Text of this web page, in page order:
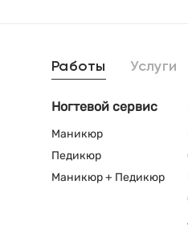
Работы Услуги
Ногтевой сервис
Маникюр
Педикюр
Маникюр + Педикюр